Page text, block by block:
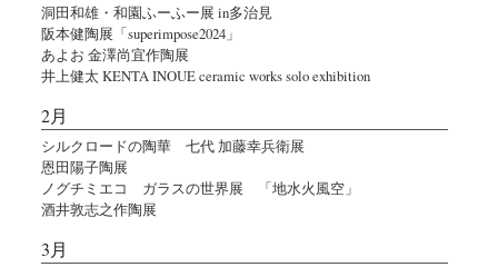
洞田和雄・和園ふーふー展 in多治見
阪本健陶展「superimpose2024」
あよお 金澤尚宜作陶展
井上健太 KENTA INOUE ceramic works solo exhibition
2月
シルクロードの陶華 七代 加藤幸兵衛展
恩田陽子陶展
ノグチミエコ ガラスの世界展 「地水火風空」
酒井敦志之作陶展
3月